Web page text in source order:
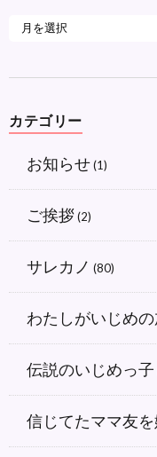
カテゴリー
お知らせ(1)
ご挨拶(2)
サレカノ (80)
わたしがいじめ
伝説のいじめっ子
信じてたママ友を